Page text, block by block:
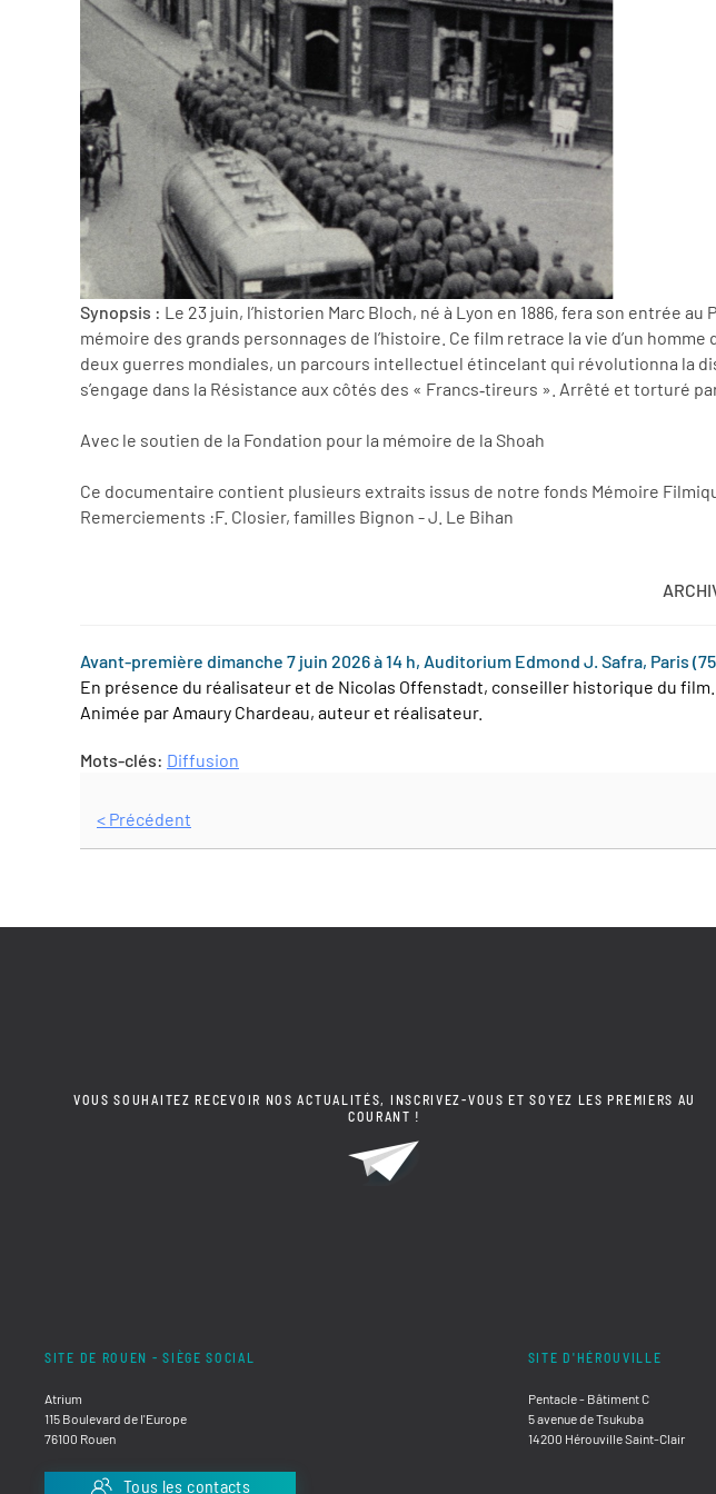
Synopsis : Le 23 juin, l’historien Marc Bloch, né à Lyon en 1886, fera son entrée
mémoire des grands personnages de l’histoire. Ce film retrace la vie d’un
deux guerres mondiales, un parcours intellectuel étincelant qui révolutionna la
s’engage dans la Résistance aux côtés des « Francs‑tireurs ». Arrêté et torturé
Avec le soutien de la Fondation pour la mémoire de la Shoah
Ce documentaire contient plusieurs extraits issus de notre fonds Mémoire
Remerciements :F. Closier, familles Bignon - J. Le Bihan
Avant-première dimanche 7 juin 2026 à 14 h, Auditorium Edmond J. Safra, Paris
En présence du réalisateur et de Nicolas Offenstadt, conseiller historique du film.
Animée par Amaury Chardeau, auteur et réalisateur.
Mots-clés: Diffusion
< Précédent
VOUS SOUHAITEZ RECEVOIR NOS ACTUALITÉS, INSCRIVEZ-VOUS ET SOYEZ LES PREMIERS AU
COURANT !
SITE DE ROUEN - SIÈGE SOCIAL
Atrium
115 Boulevard de l'Europe
76100 Rouen
Tous les contacts
SITE D'HÉROUVILLE
Pentacle - Bâtiment C
5 avenue de Tsukuba
14200 Hérouville Saint-Clair